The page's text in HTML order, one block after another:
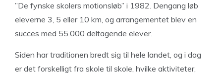
”De fynske skolers motionsløb” i 1982. Dengang løb
eleverne 3, 5 eller 10 km, og arrangementet blev en
succes med 55.000 deltagende elever.
Siden har traditionen bredt sig til hele landet, og i dag
er det forskelligt fra skole til skole, hvilke aktiviteter,